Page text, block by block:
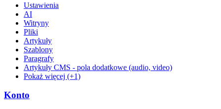
Ustawienia
AI
Witryny
Pliki
Artykuły
Szablony
Paragrafy
Artykuły CMS - pola dodatkowe (audio, video)
Pokaż więcej (+1)
Konto